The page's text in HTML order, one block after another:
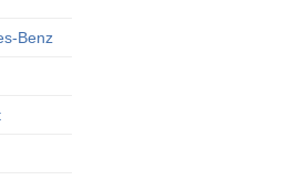
Benz